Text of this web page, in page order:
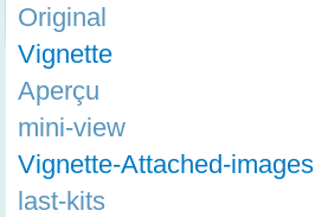
Original
Vignette
Aperçu
mini-view
Vignette-Attached-images
last-kits